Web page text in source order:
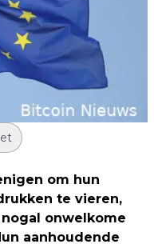
om hun
te vieren,
onwelkome
aanhoudende